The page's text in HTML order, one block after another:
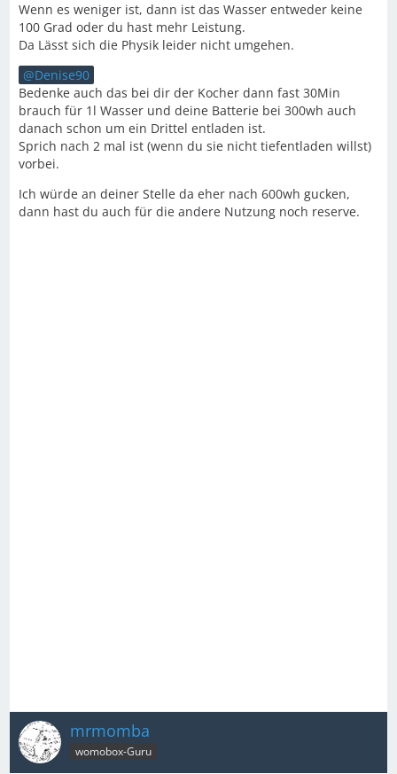
Wenn es weniger ist, dann ist das Wasser entweder keine
100 Grad oder du hast mehr Leistung.
Da Lässt sich die Physik leider nicht umgehen.
Denise90
Bedenke auch das bei dir der Kocher dann fast 30Min
brauch für 1l Wasser und deine Batterie bei 300wh auch
danach schon um ein Drittel entladen ist.
Sprich nach 2 mal ist (wenn du sie nicht tiefentladen willst)
vorbei.
Ich würde an deiner Stelle da eher nach 600wh gucken,
dann hast du auch für die andere Nutzung noch reserve.
mrmomba
womobox-Guru